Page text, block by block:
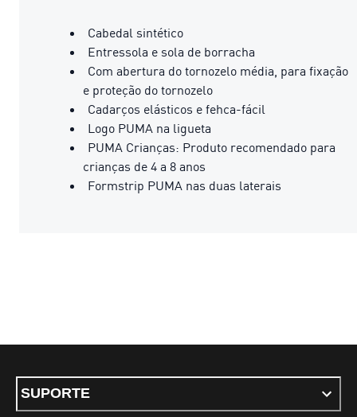
Cabedal sintético
Entressola e sola de borracha
Com abertura do tornozelo média, para fixação
e proteção do tornozelo
Cadarços elásticos e fehca-fácil
Logo PUMA na ligueta
PUMA Crianças: Produto recomendado para
crianças de 4 a 8 anos
Formstrip PUMA nas duas laterais
SUPORTE